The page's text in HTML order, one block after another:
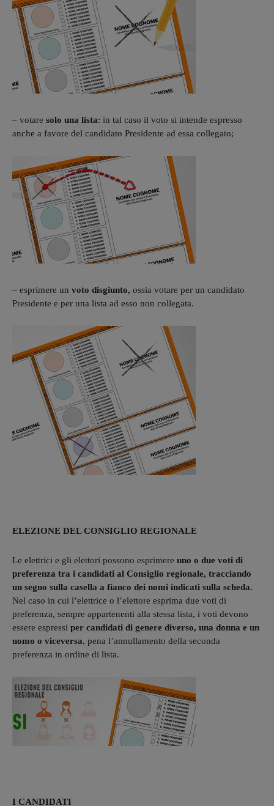
– votare solo una lista: in tal caso il voto si intende espresso
anche a favore del candidato Presidente ad essa collegato;
– esprimere un voto disgiunto, ossia votare per un candidato
Presidente e per una lista ad esso non collegata.
ELEZIONE DEL CONSIGLIO REGIONALE
Le elettrici e gli elettori possono esprimere uno o due voti di
preferenza tra i candidati al Consiglio regionale, tracciando
un segno sulla casella a fianco dei nomi indicati sulla scheda.
Nel caso in cui l’elettrice o l’elettore esprima due voti di
preferenza, sempre appartenenti alla stessa lista, i voti devono
essere espressi per candidati di genere diverso, una donna e un
uomo o viceversa, pena l’annullamento della seconda
preferenza in ordine di lista.
I CANDIDATI